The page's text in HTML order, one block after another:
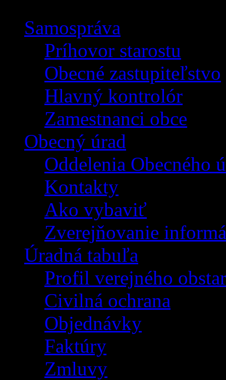
Samospráva
Príhovor starostu
Obecné zastupiteľstvo
Hlavný kontrolór
Zamestnanci obce
Obecný úrad
Oddelenia Obecného
Kontakty
Ako vybaviť
Zverejňovanie
Úradná tabuľa
Profil verejného
Civilná ochrana
Objednávky
Faktúry
Zmluvy